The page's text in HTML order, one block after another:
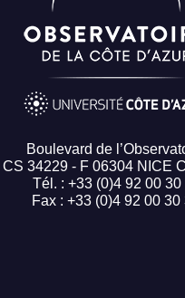
Boulevard de
CS 34229 - F 06304 NICE
Tél. : +33 (0)4 92 00 30
Fax : +33 (0)4 92 00 30